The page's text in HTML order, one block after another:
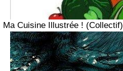
Ma Cuisine Illustrée ! (Collectif)